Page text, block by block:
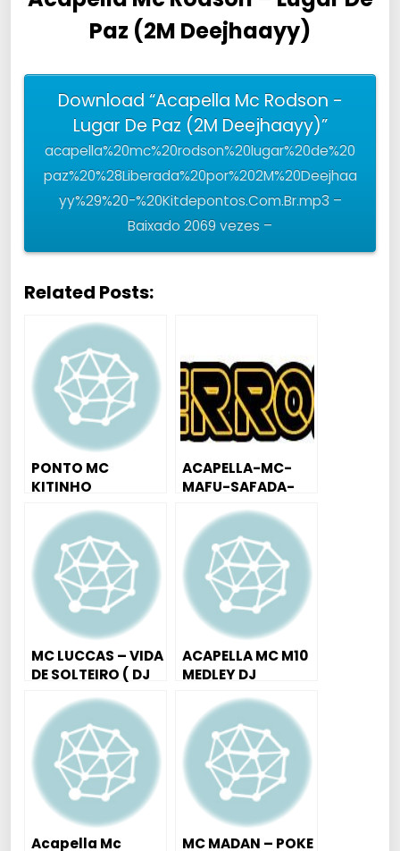
Paz (2M Deejhaayy)
Download “Acapella Mc Rodson -
Lugar De Paz (2M Deejhaayy)”
acapella%20mc%20rodson%20lugar%20de%20
paz%20%28Liberada%20por%202M%20Deejhaa
yy%29%20-%20Kitdepontos.Com.Br.mp3 –
Baixado 2069 vezes –
Related Posts:
PONTO MC
KITINHO
M (DJ JESSÉ DO
BEAT)
ACAPELLA-MC-
MAFU-SAFADA-
MC LUCCAS – VIDA
DE SOLTEIRO ( DJ
ACAPELLA MC M10
MEDLEY DJ
Acapella Mc MC MADAN – POKE